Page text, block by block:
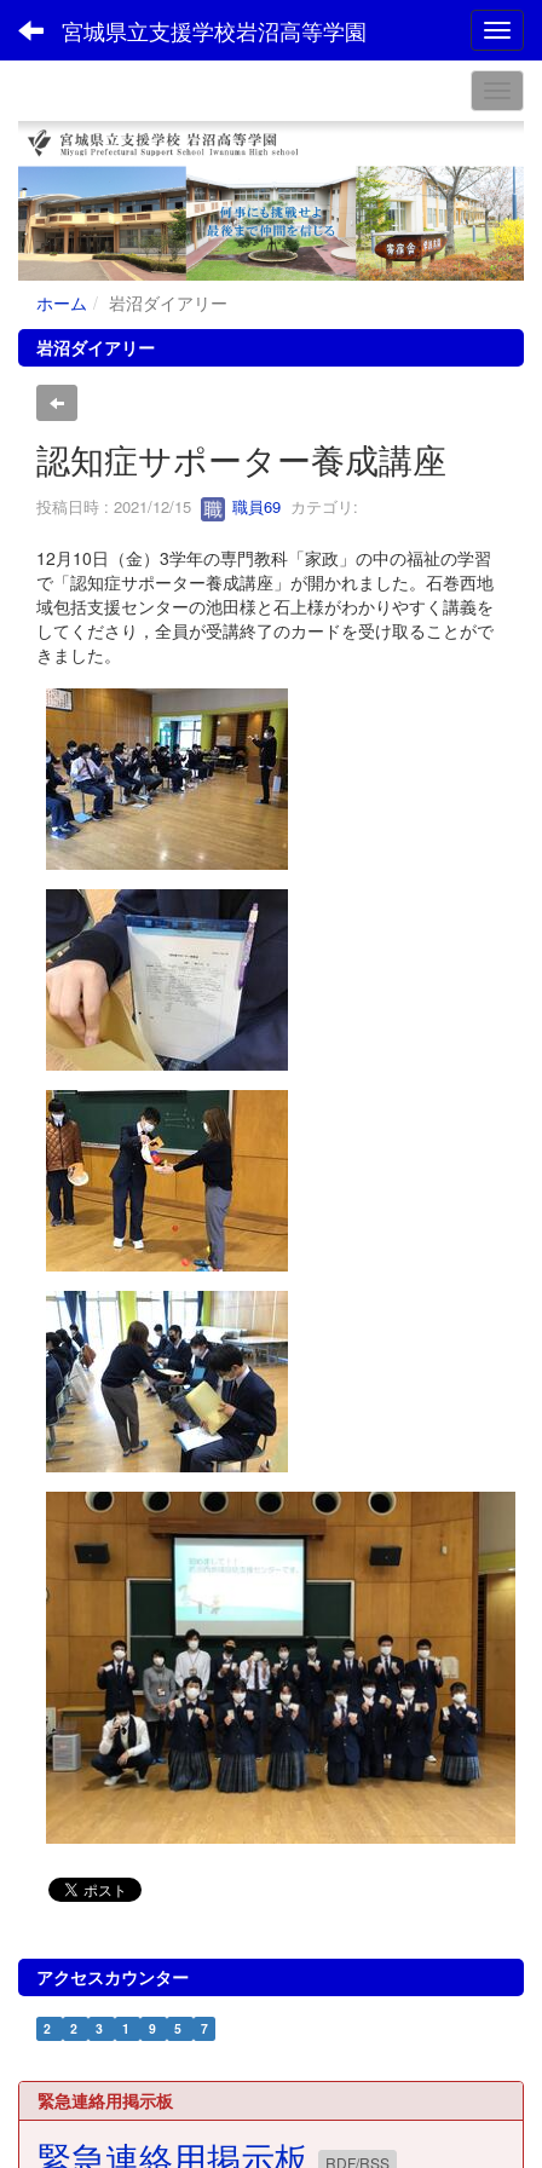
宮城県立支援学校岩沼高等学園
ホーム
岩沼ダイアリー
岩沼ダイアリー
認知症サポーター養成講座
投稿日時 : 2021/12/15 職員69 カテゴリ:
12月10日（金）3学年の専門教科「家政」の中の福祉の学習
で「認知症サポーター養成講座」が開かれました。石巻西地
域包括支援センターの池田様と石上様がわかりやすく講義を
してくださり，全員が受講終了のカードを受け取ることがで
きました。
アクセスカウンター
2 2 3 1 9 5 7
緊急連絡用掲示板
緊急連絡用掲示板 RDF/RSS